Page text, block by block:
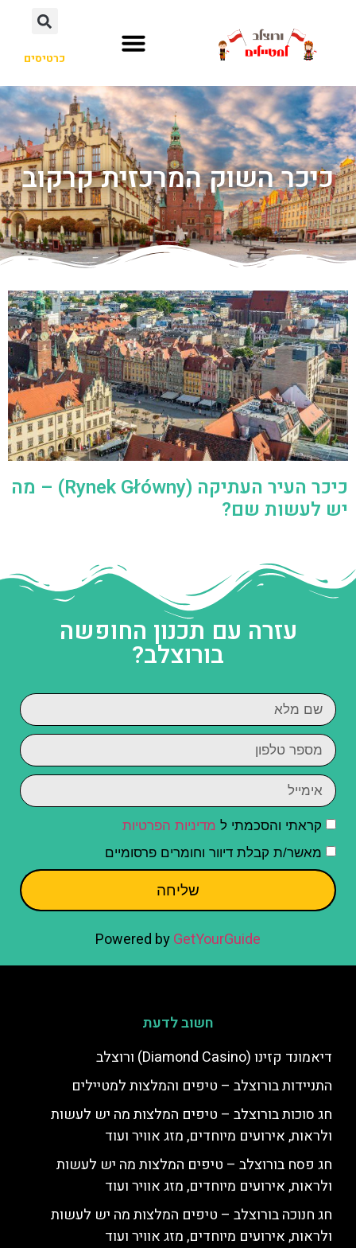
כרטיסים
כיכר השוק המרכזית קרקוב
כיכר העיר העתיקה (Rynek Główny) – מה
יש לעשות שם?
עזרה עם תכנון החופשה
בורוצלב?
קראתי והסכמתי ל מדיניות הפרטיות
מאשר/ת קבלת דיוור וחומרים פרסומיים
שליחה
Powered byGetYourGuide
חשוב לדעת
דיאמונד קזינו (Diamond Casino) ורוצלב
התניידות בורוצלב – טיפים והמלצות למטיילים
חג סוכות בורוצלב – טיפים המלצות מה יש לעשות
ולראות, אירועים מיוחדים, מזג אוויר ועוד
חג פסח בורוצלב – טיפים המלצות מה יש לעשות
ולראות, אירועים מיוחדים, מזג אוויר ועוד
חג חנוכה בורוצלב – טיפים המלצות מה יש לעשות
ולראות, אירועים מיוחדים, מזג אוויר ועוד